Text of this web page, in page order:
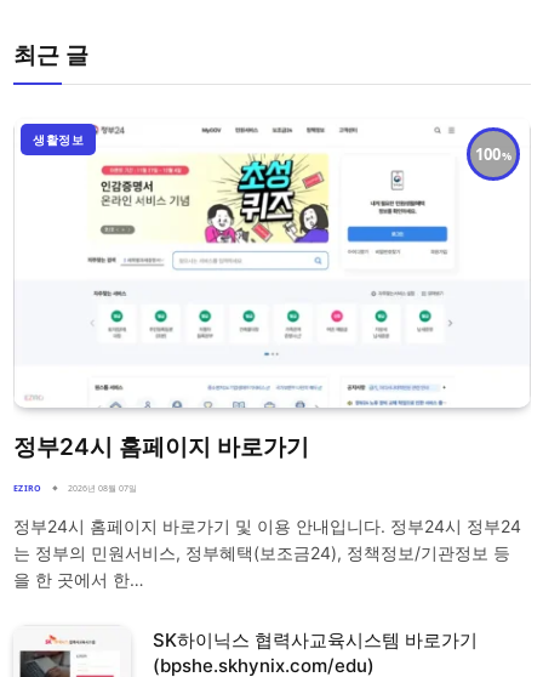
최근 글
100
생활정보
정부24시 홈페이지 바로가기
EZIRO 2026년 08월 07일
정부24시 홈페이지 바로가기 및 이용 안내입니다. 정부24시 정부24
는 정부의 민원서비스, 정부혜택(보조금24), 정책정보/기관정보 등
을 한 곳에서 한…
SK하이닉스 협력사교육시스템 바로가기
(bpshe.skhynix.com/edu)